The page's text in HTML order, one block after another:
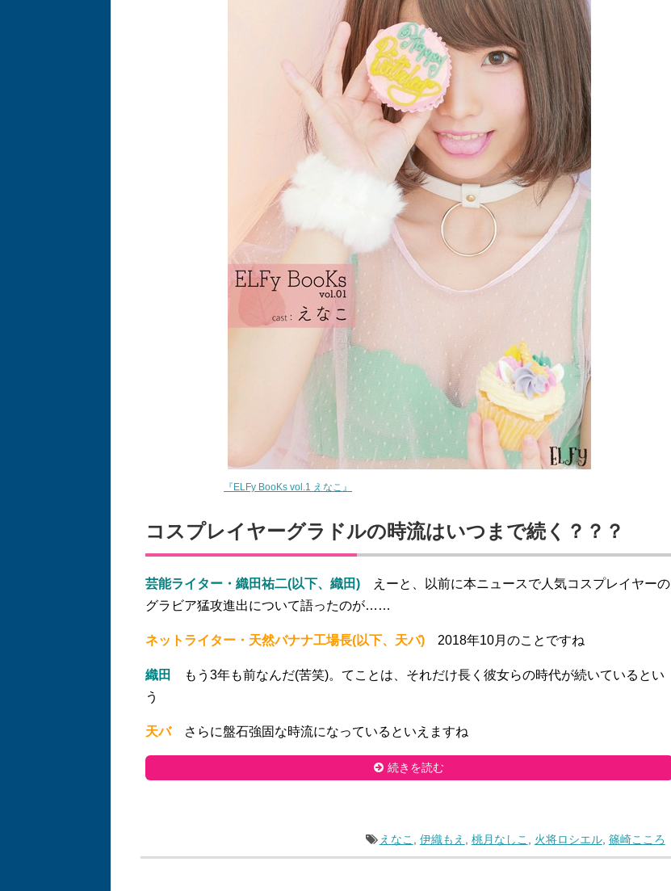
『ELFy BooKs vol.1 えなこ』
コスプレイヤーグラドルの時流はいつまで続く？？？
芸能ライター・織田祐二(以下、織田) えーと、以前に本ニュースで人気コスプレイヤーの
グラビア猛攻進出について語ったのが……
ネットライター・天然バナナ工場長(以下、天バ) 2018年10月のことですね
織田
もう3年も前なんだ(苦笑)。てことは、それだけ長く彼女らの時代が続いているとい
う
天バさらに盤石強固な時流になっているといえますね
続きを読む
えなこ 伊織もえ 桃月なしこ 火将ロシエル, 篠崎こころ